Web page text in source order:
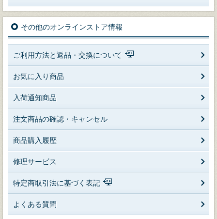
その他のオンラインストア情報
ご利用方法と返品・交換について
お気に入り商品
入荷通知商品
注文商品の確認・キャンセル
商品購入履歴
修理サービス
特定商取引法に基づく表記
よくある質問